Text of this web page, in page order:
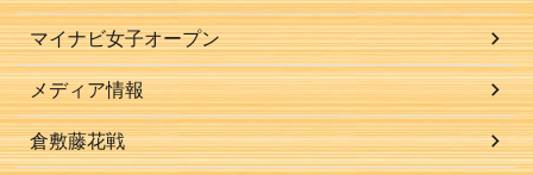
マイナビ女子オープン
メディア情報
倉敷藤花戦